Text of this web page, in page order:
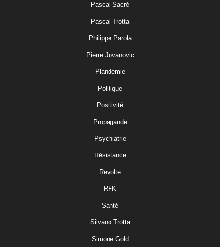
Pascal Sacré
Pascal Trotta
Philippe Parola
Pierre Jovanovic
Plandémie
Politique
Positivité
Propagande
Psychiatrie
Résistance
Revolte
RFK
Santé
Silvano Trotta
Simone Gold